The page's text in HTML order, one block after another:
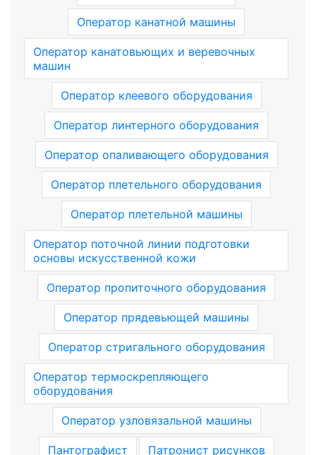
Оператор канатной машины
Оператор канатовьющих и веревочных
машин
Оператор клеевого оборудования
Оператор линтерного оборудования
Оператор опаливающего оборудования
Оператор плетельного оборудования
Оператор плетельной машины
Оператор поточной линии подготовки
основы искусственной кожи
Оператор пропиточного оборудования
Оператор прядевьющей машины
Оператор стригального оборудования
Оператор термоскрепляющего
оборудования
Оператор узловязальной машины
Пантографист Патронист рисунков